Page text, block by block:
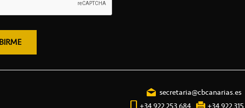
secretaria@cbcanarias.es